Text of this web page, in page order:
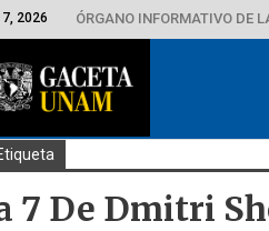
7, 2026 ÓRGANO INFORMATIVO DE
7 De Dmitri